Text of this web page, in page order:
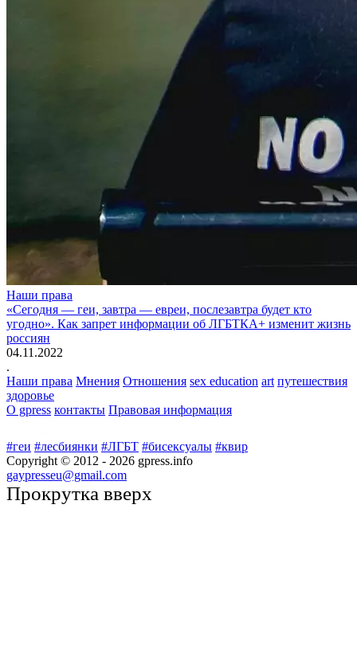
Наши права
«Сегодня — геи, завтра — евреи, послезавтра будет кто
угодно». Как запрет информации об ЛГБТКА+ изменит жизнь
россиян
04.11.2022
.
Наши права Мнения Отношения sex education art путешествия
здоровье
О gpress контакты Правовая информация
#геи #лесбиянки #ЛГБТ #бисексуалы #квир
Copyright © 2012 - 2026 gpress.info
gaypresseu@gmail.com
Прокрутка вверх